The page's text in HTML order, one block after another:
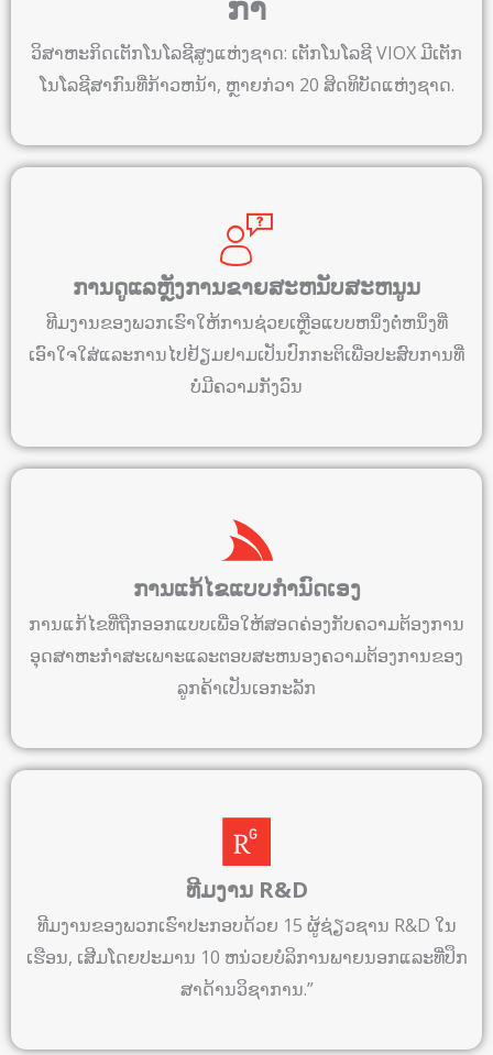
ວິ​ສາ​ຫະ​ກິດ​ເຕັກ​ໂນ​ໂລ​ຊີ​ສູງ​ແຫ່ງ​ຊາດ​: ເຕັກ​ໂນ​ໂລ​ຊີ VIOX ມີ​ເຕັກ​
ໂນ​ໂລ​ຊີ​ສາ​ກົນ​ທີ່​ກ້າວ​ຫນ້າ​, ຫຼາຍ​ກ​່​ວາ 20 ສິດ​ທິ​ບັດ​ແຫ່ງ​ຊາດ​.
ການດູແລຫຼັງການຂາຍສະຫນັບສະຫນູນ
ທີມງານຂອງພວກເຮົາໃຫ້ການຊ່ວຍເຫຼືອແບບຫນຶ່ງຕໍ່ຫນຶ່ງທີ່
ເອົາໃຈໃສ່ແລະການໄປຢ້ຽມຢາມເປັນປົກກະຕິເພື່ອປະສົບການທີ່
ບໍ່ມີຄວາມກັງວົນ
ການແກ້ໄຂແບບກຳນົດເອງ
ການ​ແກ້​ໄຂ​ທີ່​ຖືກ​ອອກ​ແບບ​ເພື່ອ​ໃຫ້​ສອດ​ຄ່ອງ​ກັບ​ຄວາມ​ຕ້ອງ​ການ​
ອຸດ​ສາ​ຫະ​ກໍາ​ສະ​ເພາະ​ແລະ​ຕອບ​ສະ​ຫນອງ​ຄວາມ​ຕ້ອງ​ການ​ຂອງ​
ລູກ​ຄ້າ​ເປັນ​ເອ​ກະ​ລັກ​
ທີມ​ງານ R&D
ທີມ​ງານ​ຂອງ​ພວກ​ເຮົາ​ປະ​ກອບ​ດ້ວຍ 15 ຜູ້​ຊ່ຽວ​ຊານ R&D ໃນ​
ເຮືອນ, ເສີມ​ໂດຍ​ປະ​ມານ 10 ຫນ່ວຍ​ບໍ​ລິ​ການ​ພາຍ​ນອກ​ແລະ​ທີ່​ປຶກ​
ສາ​ດ້ານ​ວິ​ຊາ​ການ.”